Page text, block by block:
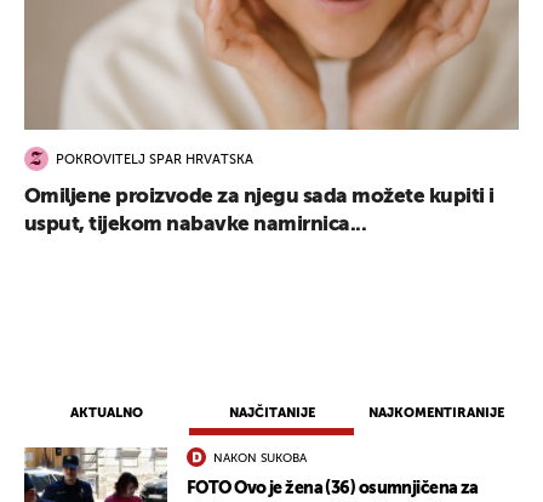
AKTUALNO NAJČITANIJE NAJKOMENTIRANIJE
NAKON SUKOBA
FOTO Ovo je žena (36) osumnjičena za
POKROVITELJ SPAR HRVATSKA
Omiljene proizvode za njegu sada možete kupiti i
usput, tijekom nabavke namirnica...